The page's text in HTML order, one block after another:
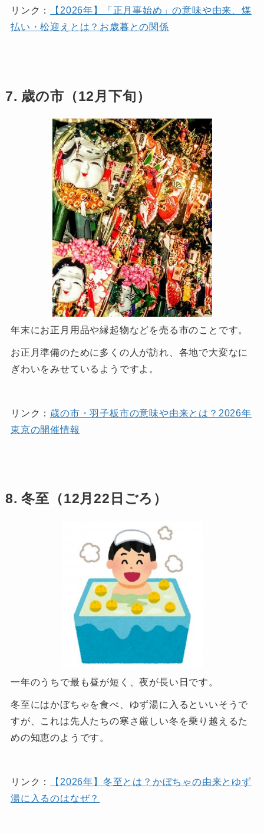
リンク：
【2026年】「正月事始め」の意味や由来、煤
払い・松迎えとは？お歳暮との関係
7. 歳の市（12月下旬）
年末にお正月用品や縁起物などを売る市のことです。
お正月準備のために多くの人が訪れ、各地で大変なに
ぎわいをみせているようですよ。
リンク： 歳の市・羽子板市の意味や由来とは？2026年
東京の開催情報
8. 冬至（12月22日ごろ）
一年のうちで最も昼が短く、夜が長い日です。
冬至にはかぼちゃを食べ、ゆず湯に入るといいそうで
すが、これは先人たちの寒さ厳しい冬を乗り越えるた
めの知恵のようです。
リンク：
【2026年】冬至とは？かぼちゃの由来とゆず
湯に入るのはなぜ？